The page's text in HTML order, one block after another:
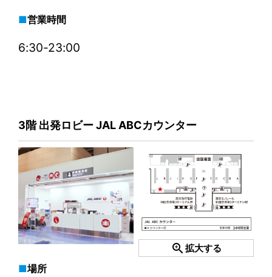
営業時間
6:30-23:00
3階 出発ロビー JAL ABCカウンター
zoom_in拡大する
場所